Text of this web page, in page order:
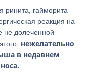
ринита, гайморита
реакция на
не долеченной
нежелательно
в недавнем